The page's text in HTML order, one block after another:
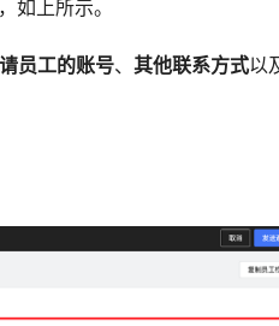
如上所示。
员工的账号、 其他联系方式以